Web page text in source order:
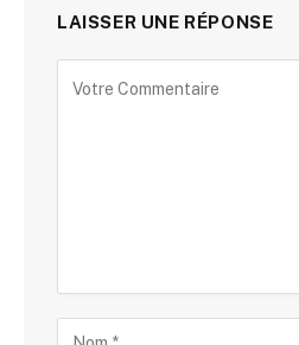
LAISSER UNE RÉPONSE